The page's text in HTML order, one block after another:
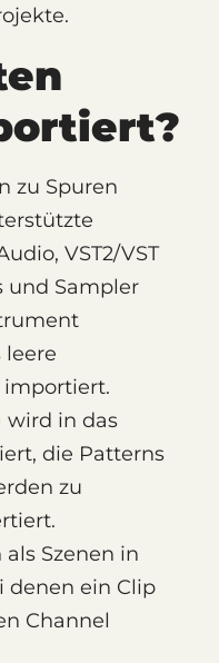
zu Spuren
VST2/VST
und Sampler
leere
wird in das
die Patterns
zu
Szenen in
denen ein Clip
Channel